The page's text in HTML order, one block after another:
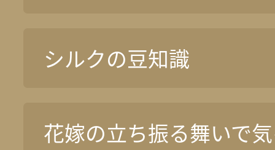
シルクの豆知識
花嫁の立ち振る舞いで